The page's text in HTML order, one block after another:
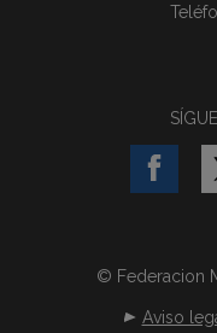
© Federacion
Aviso